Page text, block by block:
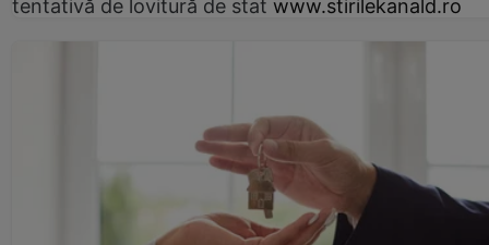
tentativă de lovitură de stat www.stirilekanald.ro